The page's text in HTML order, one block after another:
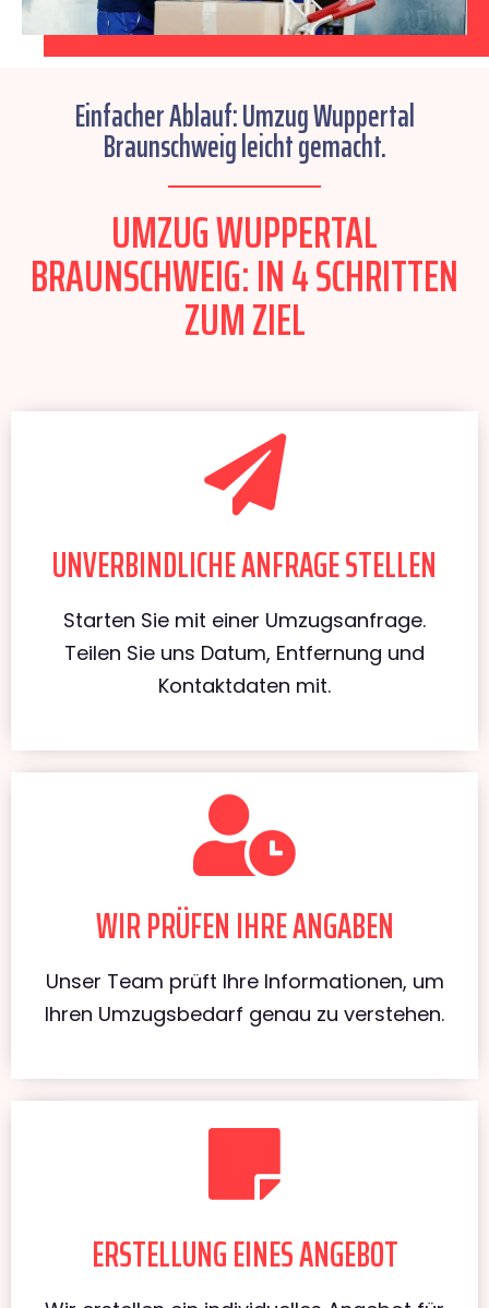
Einfacher Ablauf: Umzug Wuppertal
Braunschweig leicht gemacht.
UMZUG WUPPERTAL
BRAUNSCHWEIG: IN 4 SCHRITTEN
ZUM ZIEL
UNVERBINDLICHE ANFRAGE STELLEN
Starten Sie mit einer Umzugsanfrage.
Teilen Sie uns Datum, Entfernung und
Kontaktdaten mit.
WIR PRÜFEN IHRE ANGABEN
Unser Team prüft Ihre Informationen, um
Ihren Umzugsbedarf genau zu verstehen.
ERSTELLUNG EINES ANGEBOT